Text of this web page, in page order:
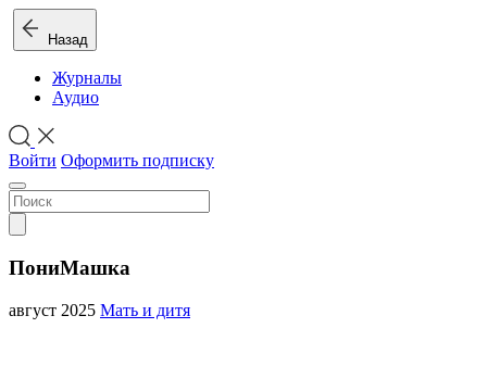
Назад
Журналы
Аудио
Войти Оформить подписку
ПониМашка
август 2025 Мать и дитя